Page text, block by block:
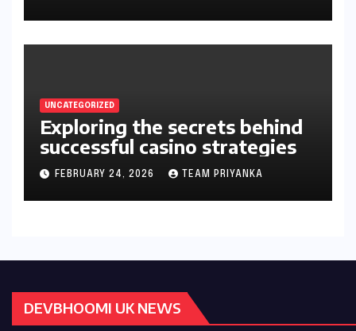
UNCATEGORIZED
Exploring the secrets behind
successful casino strategies
FEBRUARY 24, 2026 TEAM PRIYANKA
DEVBHOOMI UK NEWS